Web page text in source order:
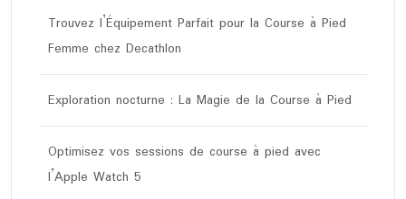
Trouvez l’Équipement Parfait pour la Course à Pied
Femme chez Decathlon
Exploration nocturne : La Magie de la Course à Pied
Optimisez vos sessions de course à pied avec
l’Apple Watch 5